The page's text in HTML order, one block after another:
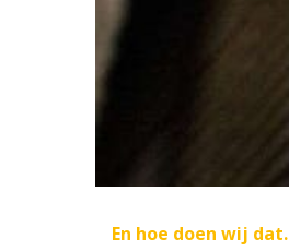
En hoe doen wij dat.